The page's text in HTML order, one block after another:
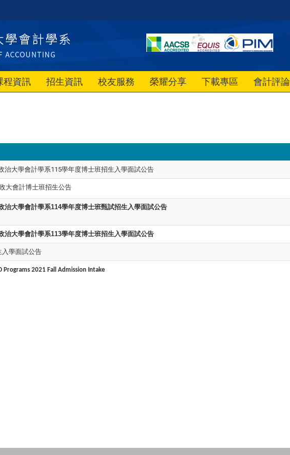
程資訊 招生資訊 校友服務 榮耀分享 下載專區 會計評論
治大學會計學系115學年度博士班招生入學面試公告
大會計博士班招生公告
治大學會計學系114學年度博士班甄試招生入學面試公告
治大學會計學系113學年度博士班招生入學面試公告
入學面試公告
Programs 2021 Fall Admission Intake